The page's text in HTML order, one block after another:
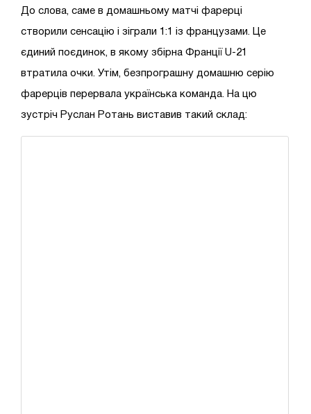
До слова, саме в домашньому матчі фарерці
створили сенсацію і зіграли 1:1 із французами. Це
єдиний поєдинок, в якому збірна Франції U-21
втратила очки. Утім, безпрограшну домашню серію
фарерців перервала українська команда. На цю
зустріч Руслан Ротань виставив такий склад: